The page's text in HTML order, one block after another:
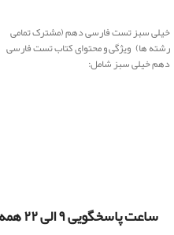
خیلی سبز تست فارسی دهم (مشترک تمامی
رشته ها) ویژگی و محتوای کتاب تست فارسی
دهم خیلی سبز شامل:
ساعت پاسخگویی ۹ الی ۲۲ همه روزه